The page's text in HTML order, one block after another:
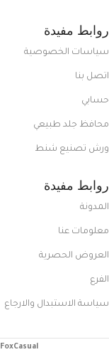
روابط مفيدة
سياسات الخصوصية
اتصل بنا
حسابي
محافظ جلد طبيعي
ورش تصنيع شنط
روابط مفيدة
المدونة
معلومات عنا
العروض الحصرية
الفرع
سياسة الاستبدال والارجاع
FoxCasual